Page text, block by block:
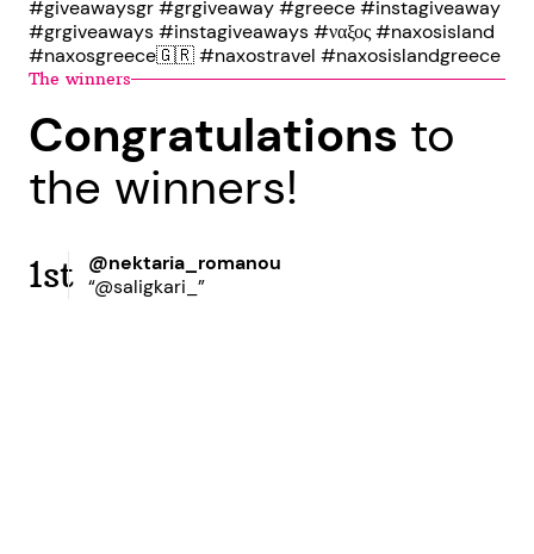
#giveawaysgr #grgiveaway #greece #instagiveaway
#grgiveaways #instagiveaways #ναξος #naxosisland
#naxosgreece🇬🇷 #naxostravel #naxosislandgreece
The winners
Congratulations to
the winners!
1st
@nektaria_romanou
“@saligkari_”